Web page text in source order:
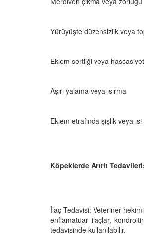
Yürüyüşte düzensizlik veya
Eklem sertliği veya
Aşırı yalama veya ısırma
Eklem etrafında şişlik veya ısı
Köpeklerde Artrit Tedavileri:
İlaç Tedavisi: Veteriner
enflamatuar ilaçlar,
tedavisinde kullanılabilir.